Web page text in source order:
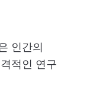
인간의
적인 연구